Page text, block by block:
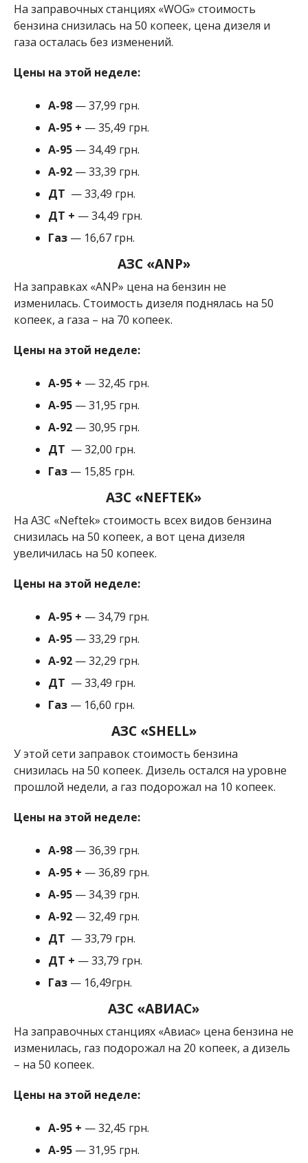
На заправочных станциях «WOG» стоимость
бензина снизилась на 50 копеек, цена дизеля и
газа осталась без изменений.
Цены на этой неделе:
А-98 — 37,99 грн.
А-95 + — 35,49 грн.
A-95— 34,49 грн.
A-92— 33,39 грн.
ДТ — 33,49 грн.
ДТ + — 34,49 грн.
Газ— 16,67 грн.
АЗС «ANP»
На заправках «ANP» цена на бензин не
изменилась. Стоимость дизеля поднялась на 50
копеек, а газа – на 70 копеек.
Цены на этой неделе:
А-95 + — 32,45 грн.
A-95— 31,95 грн.
A-92— 30,95 грн.
ДТ — 32,00 грн.
Газ— 15,85 грн.
АЗС «NEFTEK»
На АЗС «Neftek» стоимость всех видов бензина
снизилась на 50 копеек, а вот цена дизеля
увеличилась на 50 копеек.
Цены на этой неделе:
А-95 + — 34,79 грн.
A-95— 33,29 грн.
A-92— 32,29 грн.
ДТ — 33,49 грн.
Газ— 16,60 грн.
АЗС «SHELL»
У этой сети заправок стоимость бензина
снизилась на 50 копеек. Дизель остался на уровне
прошлой недели, а газ подорожал на 10 копеек.
Цены на этой неделе:
А-98— 36,39 грн.
А-95 + — 36,89 грн.
A-95— 34,39 грн.
A-92— 32,49 грн.
ДТ — 33,79 грн.
ДТ + — 33,79 грн.
Газ— 16,49грн.
АЗС «АВИАС»
На заправочных станциях «Авиас» цена бензина не
изменилась, газ подорожал на 20 копеек, а дизель
– на 50 копеек.
Цены на этой неделе:
А-95 + — 32,45 грн.
A-95— 31,95 грн.